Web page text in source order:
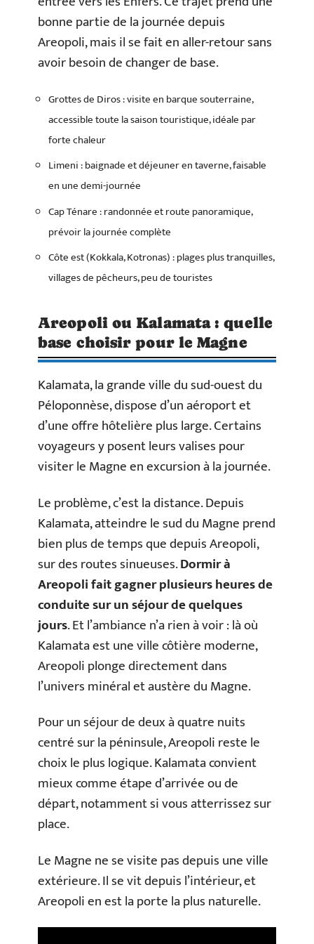
bonne partie de la journée depuis
Areopoli, mais il se fait en aller-retour sans
avoir besoin de changer de base.
Grottes de Diros : visite en barque souterraine,
accessible toute la saison touristique, idéale par
forte chaleur
Limeni : baignade et déjeuner en taverne, faisable
en une demi-journée
Cap Ténare : randonnée et route panoramique,
prévoir la journée complète
Côte est (Kokkala, Kotronas) : plages plus tranquilles,
villages de pêcheurs, peu de touristes
Areopoli ou Kalamata : quelle
base choisir pour le Magne
Kalamata, la grande ville du sud-ouest du
Péloponnèse, dispose d’un aéroport et
d’une offre hôtelière plus large. Certains
voyageurs y posent leurs valises pour
visiter le Magne en excursion à la journée.
Le problème, c’est la distance. Depuis
Kalamata, atteindre le sud du Magne prend
bien plus de temps que depuis Areopoli,
sur des routes sinueuses.Dormir à
Areopoli fait gagner plusieurs heures de
conduite sur un séjour de quelques
jours. Et l’ambiance n’a rien à voir : là où
Kalamata est une ville côtière moderne,
Areopoli plonge directement dans
l’univers minéral et austère du Magne.
Pour un séjour de deux à quatre nuits
centré sur la péninsule, Areopoli reste le
choix le plus logique. Kalamata convient
mieux comme étape d’arrivée ou de
départ, notamment si vous atterrissez sur
place.
Le Magne ne se visite pas depuis une ville
extérieure. Il se vit depuis l’intérieur, et
Areopoli en est la porte la plus naturelle.